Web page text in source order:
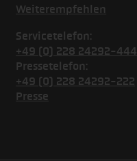
Weiterempfehlen
Servicetelefon:
+49 (0) 228 24292-444
Pressetelefon:
+49 (0) 228 24292-222
Presse